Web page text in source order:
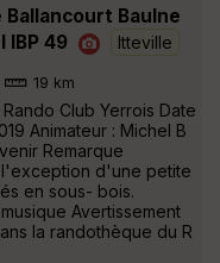
Ballancourt Baulne
IBP 49
Itteville
19 km
Club Yerrois Date
Animateur : Michel B
Remarque
l'exception d'une petite
en sous- bois.
Avertissement
la randothèque du R